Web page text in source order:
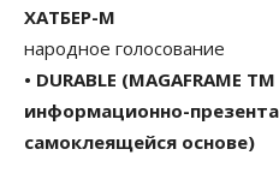
ХАТБЕР-М
народное голосование
• DURABLE (MAGAFRAME
информационно-
самоклеящейся основе)